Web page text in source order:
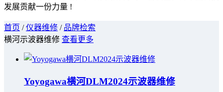
发展贡献一份力量 !
首页 /仪器维修 / 品牌检索
横河示波器维修 查看更多
Yoyogawa横河DLM2024示波器维修